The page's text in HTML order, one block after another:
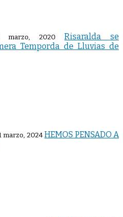
marzo, 2020
Risaralda se
Temporda de Lluvias de
marzo, 2024 HEMOS PENSADO A